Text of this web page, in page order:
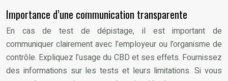
Importance d’une communication transparente
En cas de test de dépistage, il est important de
communiquer clairement avec l’employeur ou l’organisme de
contrôle. Expliquez l’usage du CBD et ses effets. Fournissez
des informations sur les tests et leurs limitations. Si vous